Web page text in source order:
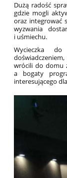
Dużą radość
gdzie mogli
oraz integrować
wyzwania
i uśmiechu.
Wycieczka
wrócili do domu
a bogaty
interesującego